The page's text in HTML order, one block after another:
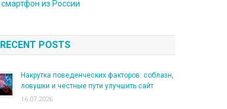
смартфон из России
RECENT POSTS
Накрутка поведенческих факторов: соблазн,
ловушки и честные пути улучшить сайт
16.07.2026